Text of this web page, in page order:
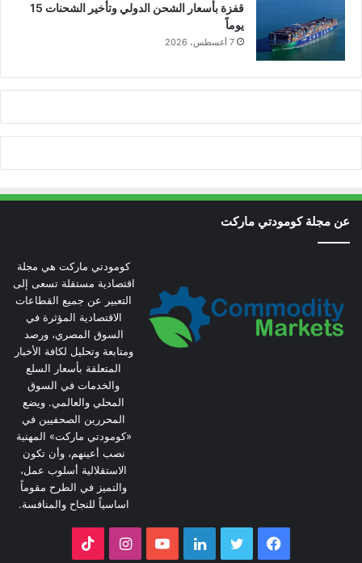
قفزة بأسعار الشحن الدولي وتأخير الشحنات 15
يوماً
7 أغسطس، 2026
عن مجلة كومودتي ماركت
كومودتي ماركت هي مجلة
اقتصادية مستقلة تسعى إلى
التعبير عن جميع القطاعات
الاقتصادية المؤثرة في
السوق المصري، ورصد
ومتابعة وتحليل لكافة الأخبار
المتعلقة بأسعار السلع
والخدمات في السوق
المحلي والعالمي. ويضع
المحررين الصحفيين في
«كومودتي ماركت» المهنية
نصب أعينهم، وأن تكون
الاستقلالية أسلوب عمل،
والتميز في الطرح مقوماً
اساسياً للنجاح والمنافسة.
فيسبوك تويتر لينكدإنيوتيوبانستقرام